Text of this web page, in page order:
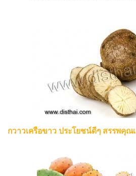
กวาวเครือขาว ประโยชน์ดีๆ สรรพคุ